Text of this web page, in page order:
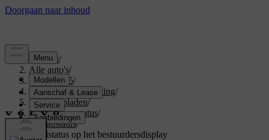
Support/
Alle auto's/
EX40 2025/
Gebruikershandleiding/
Je auto opladen/
Laadtijd en -status/
Laadstatus/
Laadstatus op het bestuurdersdisplay